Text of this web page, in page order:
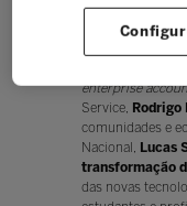
enterprise
Service, Rodrigo
comunidades e
Nacional, Lucas
transformação
das novas